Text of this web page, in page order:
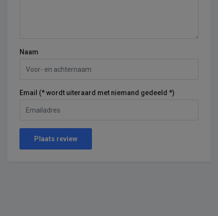
Naam
Email (* wordt uiteraard met niemand gedeeld *)
Plaats review